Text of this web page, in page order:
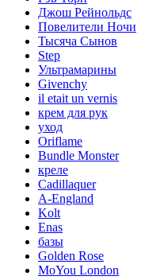
Джош Рейнольдс
Повелители Ночи
Тысяча Сынов
Step
Ультрамарины
Givenchy
il etait un vernis
крем для рук
уход
Oriflame
Bundle Monster
креле
Cadillaquer
A-England
Kolt
Enas
базы
Golden Rose
MoYou London